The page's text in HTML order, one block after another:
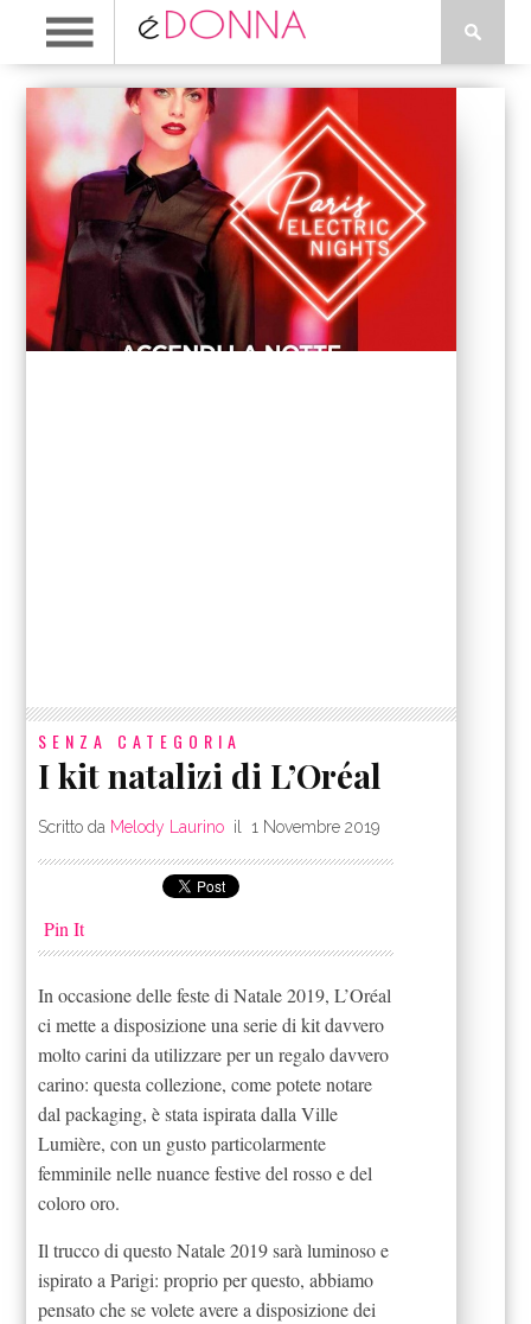
SENZA CATEGORIA
I kit natalizi di L’Oréal
Scritto da Melody Laurino il1 Novembre 2019
Pin It
In occasione delle feste di Natale 2019, L’Oréal
ci mette a disposizione una serie di kit davvero
molto carini da utilizzare per un regalo davvero
carino: questa collezione, come potete notare
dal packaging, è stata ispirata dalla Ville
Lumière, con un gusto particolarmente
femminile nelle nuance festive del rosso e del
coloro oro.
Il trucco di questo Natale 2019 sarà luminoso e
ispirato a Parigi: proprio per questo, abbiamo
pensato che se volete avere a disposizione dei